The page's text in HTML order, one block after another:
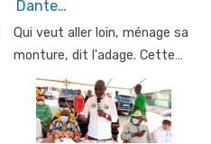
Dante…
Qui veut aller loin, ménage sa
monture, dit l'adage. Cette…